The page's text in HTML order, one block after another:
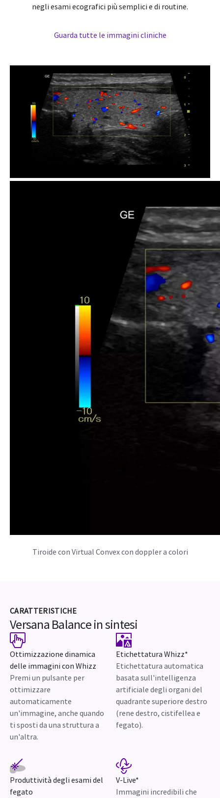
negli esami ecografici più semplici e di routine.
Guarda tutte le immagini cliniche
Tiroide con Virtual Convex con doppler a colori
CARATTERISTICHE
Versana Balance in sintesi
Ottimizzazione dinamica
delle immagini con Whizz
Premi un pulsante per
ottimizzare
automaticamente
un'immagine, anche quando
ti sposti da una struttura a
un'altra.
Etichettatura Whizz*
Etichettatura automatica
basata sull'intelligenza
artificiale degli organi del
quadrante superiore destro
(rene destro, cistifellea e
fegato).
Produttività degli esami del
fegato
V-Live*
Immagini incredibili che